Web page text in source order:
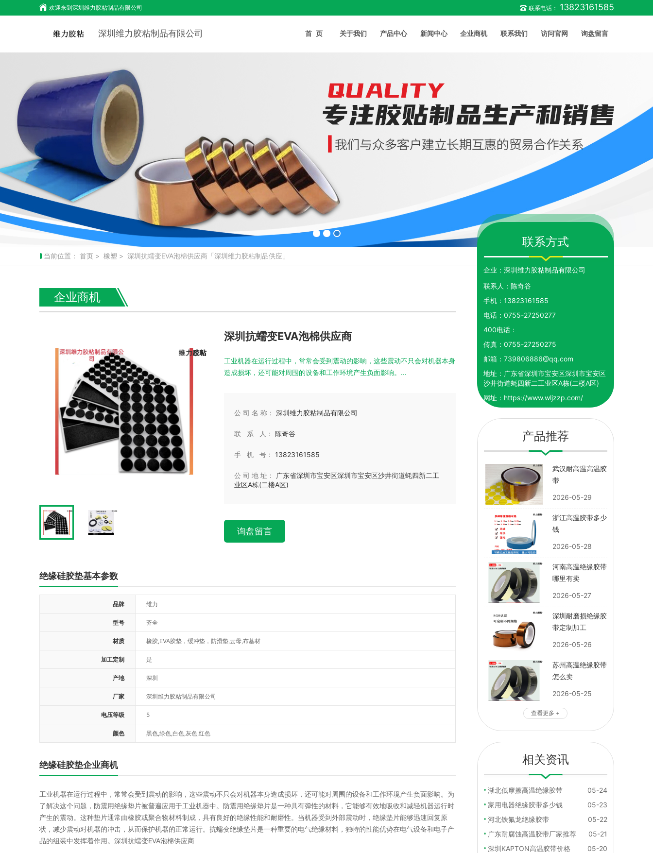
欢迎来到深圳维力胶粘制品有限公司 联系电话： 13823161585
深圳维力胶粘制品有限公司 首页 关于我们 产品中心 新闻中心 企业商机 联系我们 访问官网 询盘留言
当前位置： 首页> 橡塑 > 深圳抗蠕变EVA泡棉供应商「深圳维力胶粘制品供应」
企业商机
深圳抗蠕变EVA泡棉供应商
工业机器在运行过程中，常常会受到震动的影响，这些震动不只会对机器本身
造成损坏，还可能对周围的设备和工作环境产生负面影响。...
公 司 名 称： 深圳维力胶粘制品有限公司
联 系 人： 陈奇谷
手 机 号： 13823161585
公 司 地 址：
广东省深圳市宝安区深圳市宝安区沙井街道蚝四新二工
业区A栋(二楼A区)
询盘留言
绝缘硅胶垫基本参数
品牌 维力
型号 齐全
材质 橡胶,EVA胶垫，缓冲垫，防滑垫,云母,布基材
加工定制 是
产地 深圳
厂家 深圳维力胶粘制品有限公司
电压等级 5
颜色 黑色,绿色,白色,灰色,红色
绝缘硅胶垫企业商机
工业机器在运行过程中，常常会受到震动的影响，这些震动不只会对机器本身造成损坏，还可能对周围的设备和工作环境产生负面影响。为
了解决这个问题，防震用绝缘垫片被普遍应用于工业机器中。防震用绝缘垫片是一种具有弹性的材料，它能够有效地吸收和减轻机器运行时
产生的震动。这种垫片通常由橡胶或聚合物材料制成，具有良好的绝缘性能和耐磨性。当机器受到外部震动时，绝缘垫片能够迅速回复原
状，减少震动对机器的冲击，从而保护机器的正常运行。抗蠕变绝缘垫片是一种重要的电气绝缘材料，独特的性能优势在电气设备和电子产
品的组装中发挥着作用。深圳抗蠕变EVA泡棉供应商
联系方式
企业： 深圳维力胶粘制品有限公司
联系人： 陈奇谷
手机： 13823161585
电话： 0755-27250277
400电话：
传真： 0755-27250275
邮箱： 739806886@qq.com
地址： 广东省深圳市宝安区深圳市宝安区
沙井街道蚝四新二工业区A栋(二楼A区)
网址： https://www.wljzzp.com/
产品推荐
武汉耐高温高温胶
带
2026-05-29
浙江高温胶带多少
钱
2026-05-28
河南高温绝缘胶带
哪里有卖
2026-05-27
深圳耐磨损绝缘胶
带定制加工
2026-05-26
苏州高温绝缘胶带
怎么卖
2026-05-25
查看更多 +
相关资讯
湖北低摩擦高温绝缘胶带
05-24
家用电器绝缘胶带多少钱
05-23
河北铁氟龙绝缘胶带
05-22
广东耐腐蚀高温胶带厂家推荐
05-21
深圳KAPTON高温胶带价格
05-20